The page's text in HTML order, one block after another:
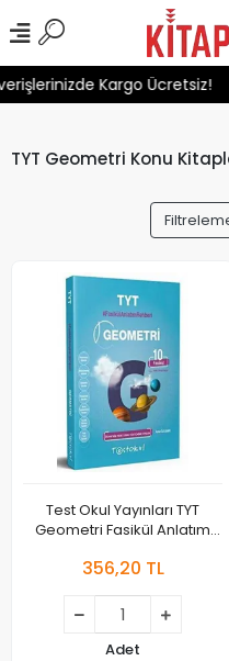
Kargo Ücretsiz!
TYT Geometri Konu
Test Okul Yayınları TYT
Geometri Fasikül Anlatım
356,20 TL
Adet